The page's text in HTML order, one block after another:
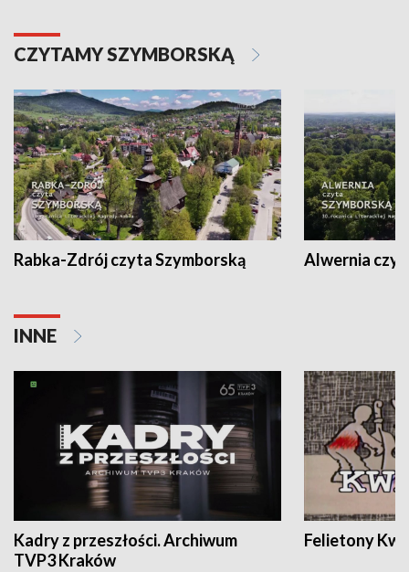
CZYTAMY SZYMBORSKĄ
Rabka-Zdrój czyta Szymborską Alwernia
INNE
Kadry z przeszłości. Archiwum
TVP3 Kraków
Felietony